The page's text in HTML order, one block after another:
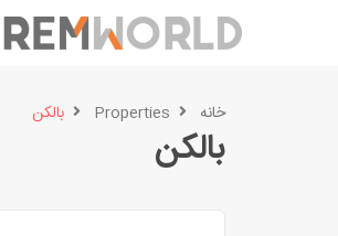
خانه Properties بالکن
بالکن